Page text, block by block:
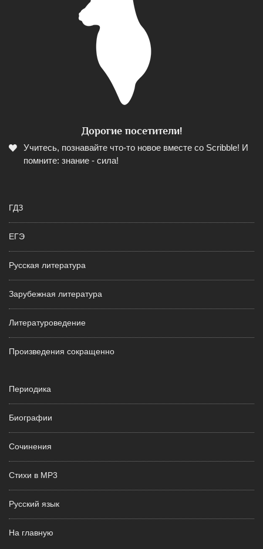
Дорогие посетители!
Учитесь, познавайте что-то новое вместе со Scribble! И
помните: знание - сила!
ГДЗ
ЕГЭ
Русская литература
Зарубежная литература
Литературоведение
Произведения сокращенно
Периодика
Биографии
Сочинения
Стихи в MP3
Русский язык
На главную